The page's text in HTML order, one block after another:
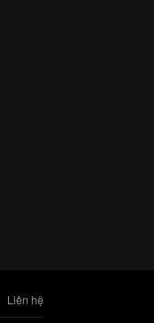
Liên hệ